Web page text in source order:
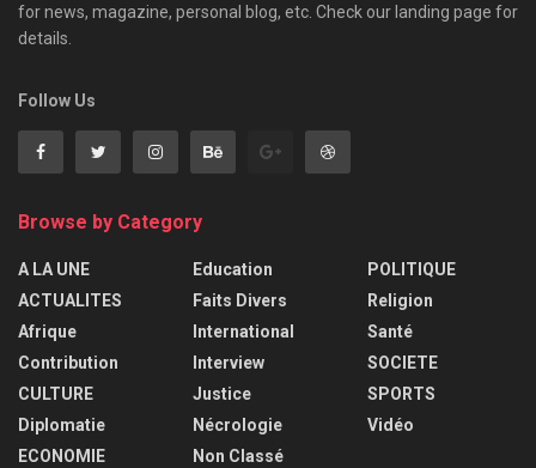
for news, magazine, personal blog, etc. Check our landing page for
details.
Follow Us
Browse by Category
A LA UNE
ACTUALITES
Afrique
Contribution
CULTURE
Diplomatie
ECONOMIE
Education
Faits Divers
International
Interview
Justice
Nécrologie
Non Classé
POLITIQUE
Religion
Santé
SOCIETE
SPORTS
Vidéo